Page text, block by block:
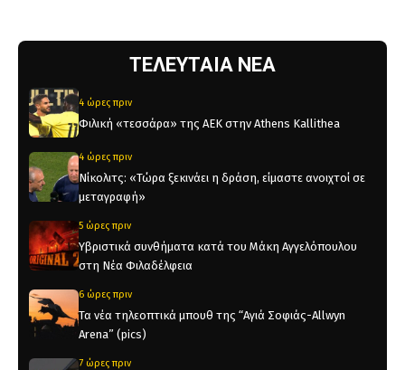
ΤΕΛΕΥΤΑΙΑ ΝΕΑ
4 ώρες πριν
Φιλική «τεσσάρα» της ΑΕΚ στην Athens Kallithea
4 ώρες πριν
Νίκολιτς: «Τώρα ξεκινάει η δράση, είμαστε ανοιχτοί σε
μεταγραφή»
5 ώρες πριν
Υβριστικά συνθήματα κατά του Μάκη Αγγελόπουλου
στη Νέα Φιλαδέλφεια
6 ώρες πριν
Τα νέα τηλεοπτικά μπουθ της “Αγιά Σοφιάς-Allwyn
Arena” (pics)
7 ώρες πριν